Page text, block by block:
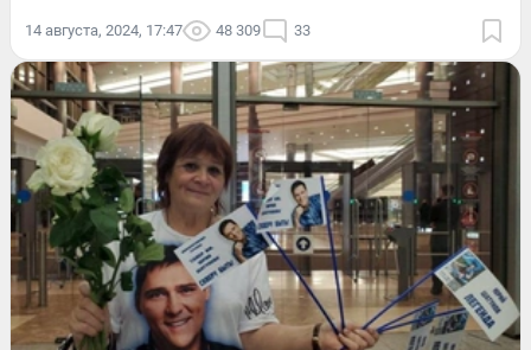
14 августа, 2024, 17:47 48 309 33